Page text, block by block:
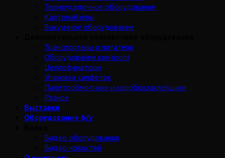
Термоусадочное оборудование
Картонайзеры
Вакуумное оборудование
Транспортеры и питатели
Оборудование контроля
Целлофанаторы
Упаковка салфеток
Палетообмотчики и коробкозаклейщики
Разное
Выставки
Оборудование б/у
Видео оборудования
Видео новостей